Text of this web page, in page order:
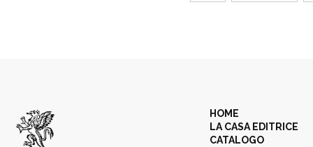
HOME
LA CASA EDITRICE
CATALOGO